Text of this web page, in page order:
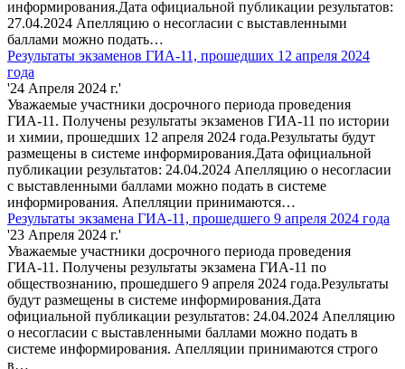
информирования.Дата официальной публикации результатов:
27.04.2024 Апелляцию о несогласии с выставленными
баллами можно подать…
Результаты экзаменов ГИА-11, прошедших 12 апреля 2024
года
'24 Апреля 2024 г.'
Уважаемые участники досрочного периода проведения
ГИА-11. Получены результаты экзаменов ГИА-11 по истории
и химии, прошедших 12 апреля 2024 года.Результаты будут
размещены в системе информирования.Дата официальной
публикации результатов: 24.04.2024 Апелляцию о несогласии
с выставленными баллами можно подать в системе
информирования. Апелляции принимаются…
Результаты экзамена ГИА-11, прошедшего 9 апреля 2024 года
'23 Апреля 2024 г.'
Уважаемые участники досрочного периода проведения
ГИА-11. Получены результаты экзамена ГИА-11 по
обществознанию, прошедшего 9 апреля 2024 года.Результаты
будут размещены в системе информирования.Дата
официальной публикации результатов: 24.04.2024 Апелляцию
о несогласии с выставленными баллами можно подать в
системе информирования. Апелляции принимаются строго
в…